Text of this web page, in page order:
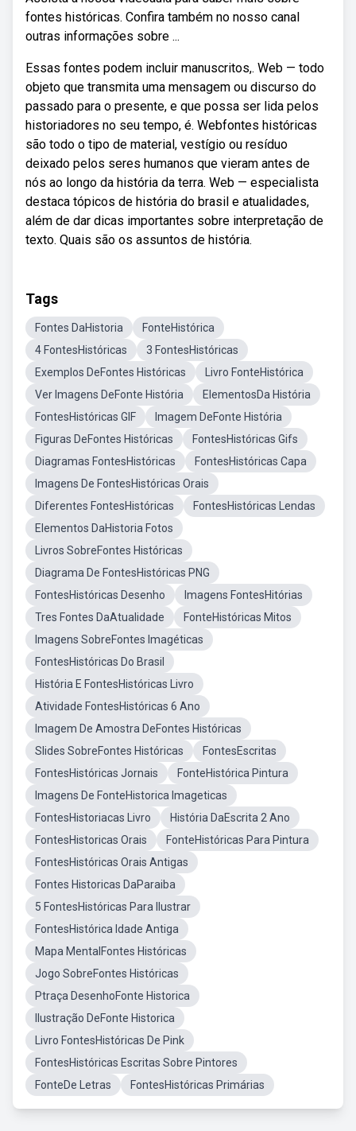
fontes históricas. Confira também no nosso canal
outras informações sobre ...
Essas fontes podem incluir manuscritos,. Web — todo
objeto que transmita uma mensagem ou discurso do
passado para o presente, e que possa ser lida pelos
historiadores no seu tempo, é. Webfontes históricas
são todo o tipo de material, vestígio ou resíduo
deixado pelos seres humanos que vieram antes de
nós ao longo da história da terra. Web — especialista
destaca tópicos de história do brasil e atualidades,
além de dar dicas importantes sobre interpretação de
texto. Quais são os assuntos de história.
Tags
Fontes DaHistoria
FonteHistórica
4 FontesHistóricas
3 FontesHistóricas
Exemplos DeFontes Históricas
Livro FonteHistórica
Ver Imagens DeFonte História
ElementosDa História
FontesHistóricas GIF
Imagem DeFonte História
Figuras DeFontes Históricas
FontesHistóricas Gifs
Diagramas FontesHistóricas
FontesHistóricas Capa
Imagens De FontesHistóricas Orais
Diferentes FontesHistóricas
FontesHistóricas Lendas
Elementos DaHistoria Fotos
Livros SobreFontes Históricas
Diagrama De FontesHistóricas PNG
FontesHistóricas Desenho
Imagens FontesHitórias
Tres Fontes DaAtualidade
FonteHistóricas Mitos
Imagens SobreFontes Imagéticas
FontesHistóricas Do Brasil
História E FontesHistóricas Livro
Atividade FontesHistóricas 6 Ano
Imagem De Amostra DeFontes Históricas
Slides SobreFontes Históricas
FontesEscritas
FontesHistóricas Jornais
FonteHistórica Pintura
Imagens De FonteHistorica Imageticas
FontesHistoriacas Livro
História DaEscrita 2 Ano
FontesHistoricas Orais
FonteHistóricas Para Pintura
FontesHistóricas Orais Antigas
Fontes Historicas DaParaiba
5 FontesHistóricas Para Ilustrar
FontesHistórica Idade Antiga
Mapa MentalFontes Históricas
Jogo SobreFontes Históricas
Ptraça DesenhoFonte Historica
Ilustração DeFonte Historica
Livro FontesHistóricas De Pink
FontesHistóricas Escritas Sobre Pintores
FonteDe Letras
FontesHistóricas Primárias